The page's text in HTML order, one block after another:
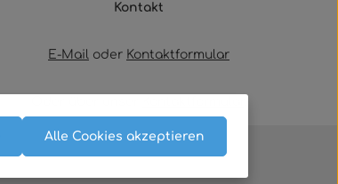
Kontakt
E-Mail oder Kontaktformular
Alle Cookies akzeptieren